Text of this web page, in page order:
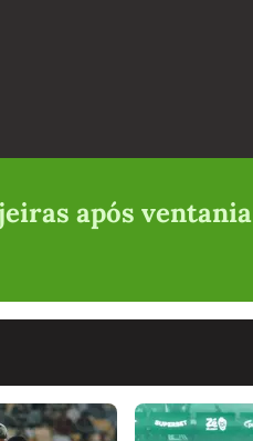
após ventania